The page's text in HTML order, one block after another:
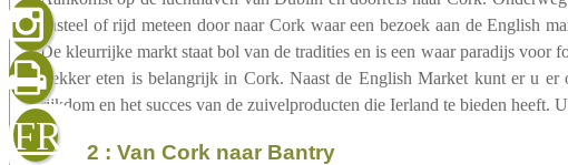
FR
sluiten
kasteel of rijd meteen door naar Cork waar een bezoek aan de English
De kleurrijke markt staat bol van de tradities en is een waar paradijs voor
Lekker eten is belangrijk in Cork. Naast de English Market kunt er u er
rijkdom en het succes van de zuivelproducten die Ierland te bieden heeft.
dag 2 : Van Cork naar Bantry